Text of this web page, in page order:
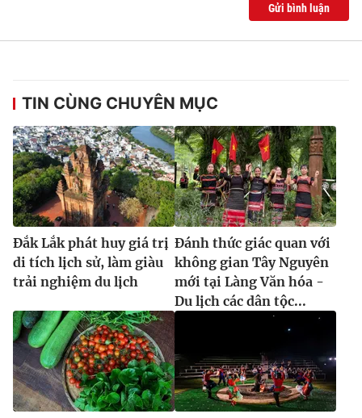
Gửi bình luận
TIN CÙNG CHUYÊN MỤC
Đắk Lắk phát huy giá trị
di tích lịch sử, làm giàu
trải nghiệm du lịch
Đánh thức giác quan với
không gian Tây Nguyên
mới tại Làng Văn hóa -
Du lịch các dân tộc...